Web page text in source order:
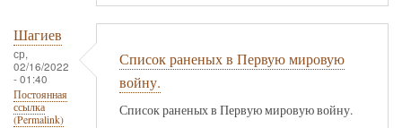
Шагиев
ср,
02/16/2022
- 01:40
Постоянная
ссылка
(Permalink)
Список раненых в Первую мировую
войну.
Список раненых в Первую мировую войну.